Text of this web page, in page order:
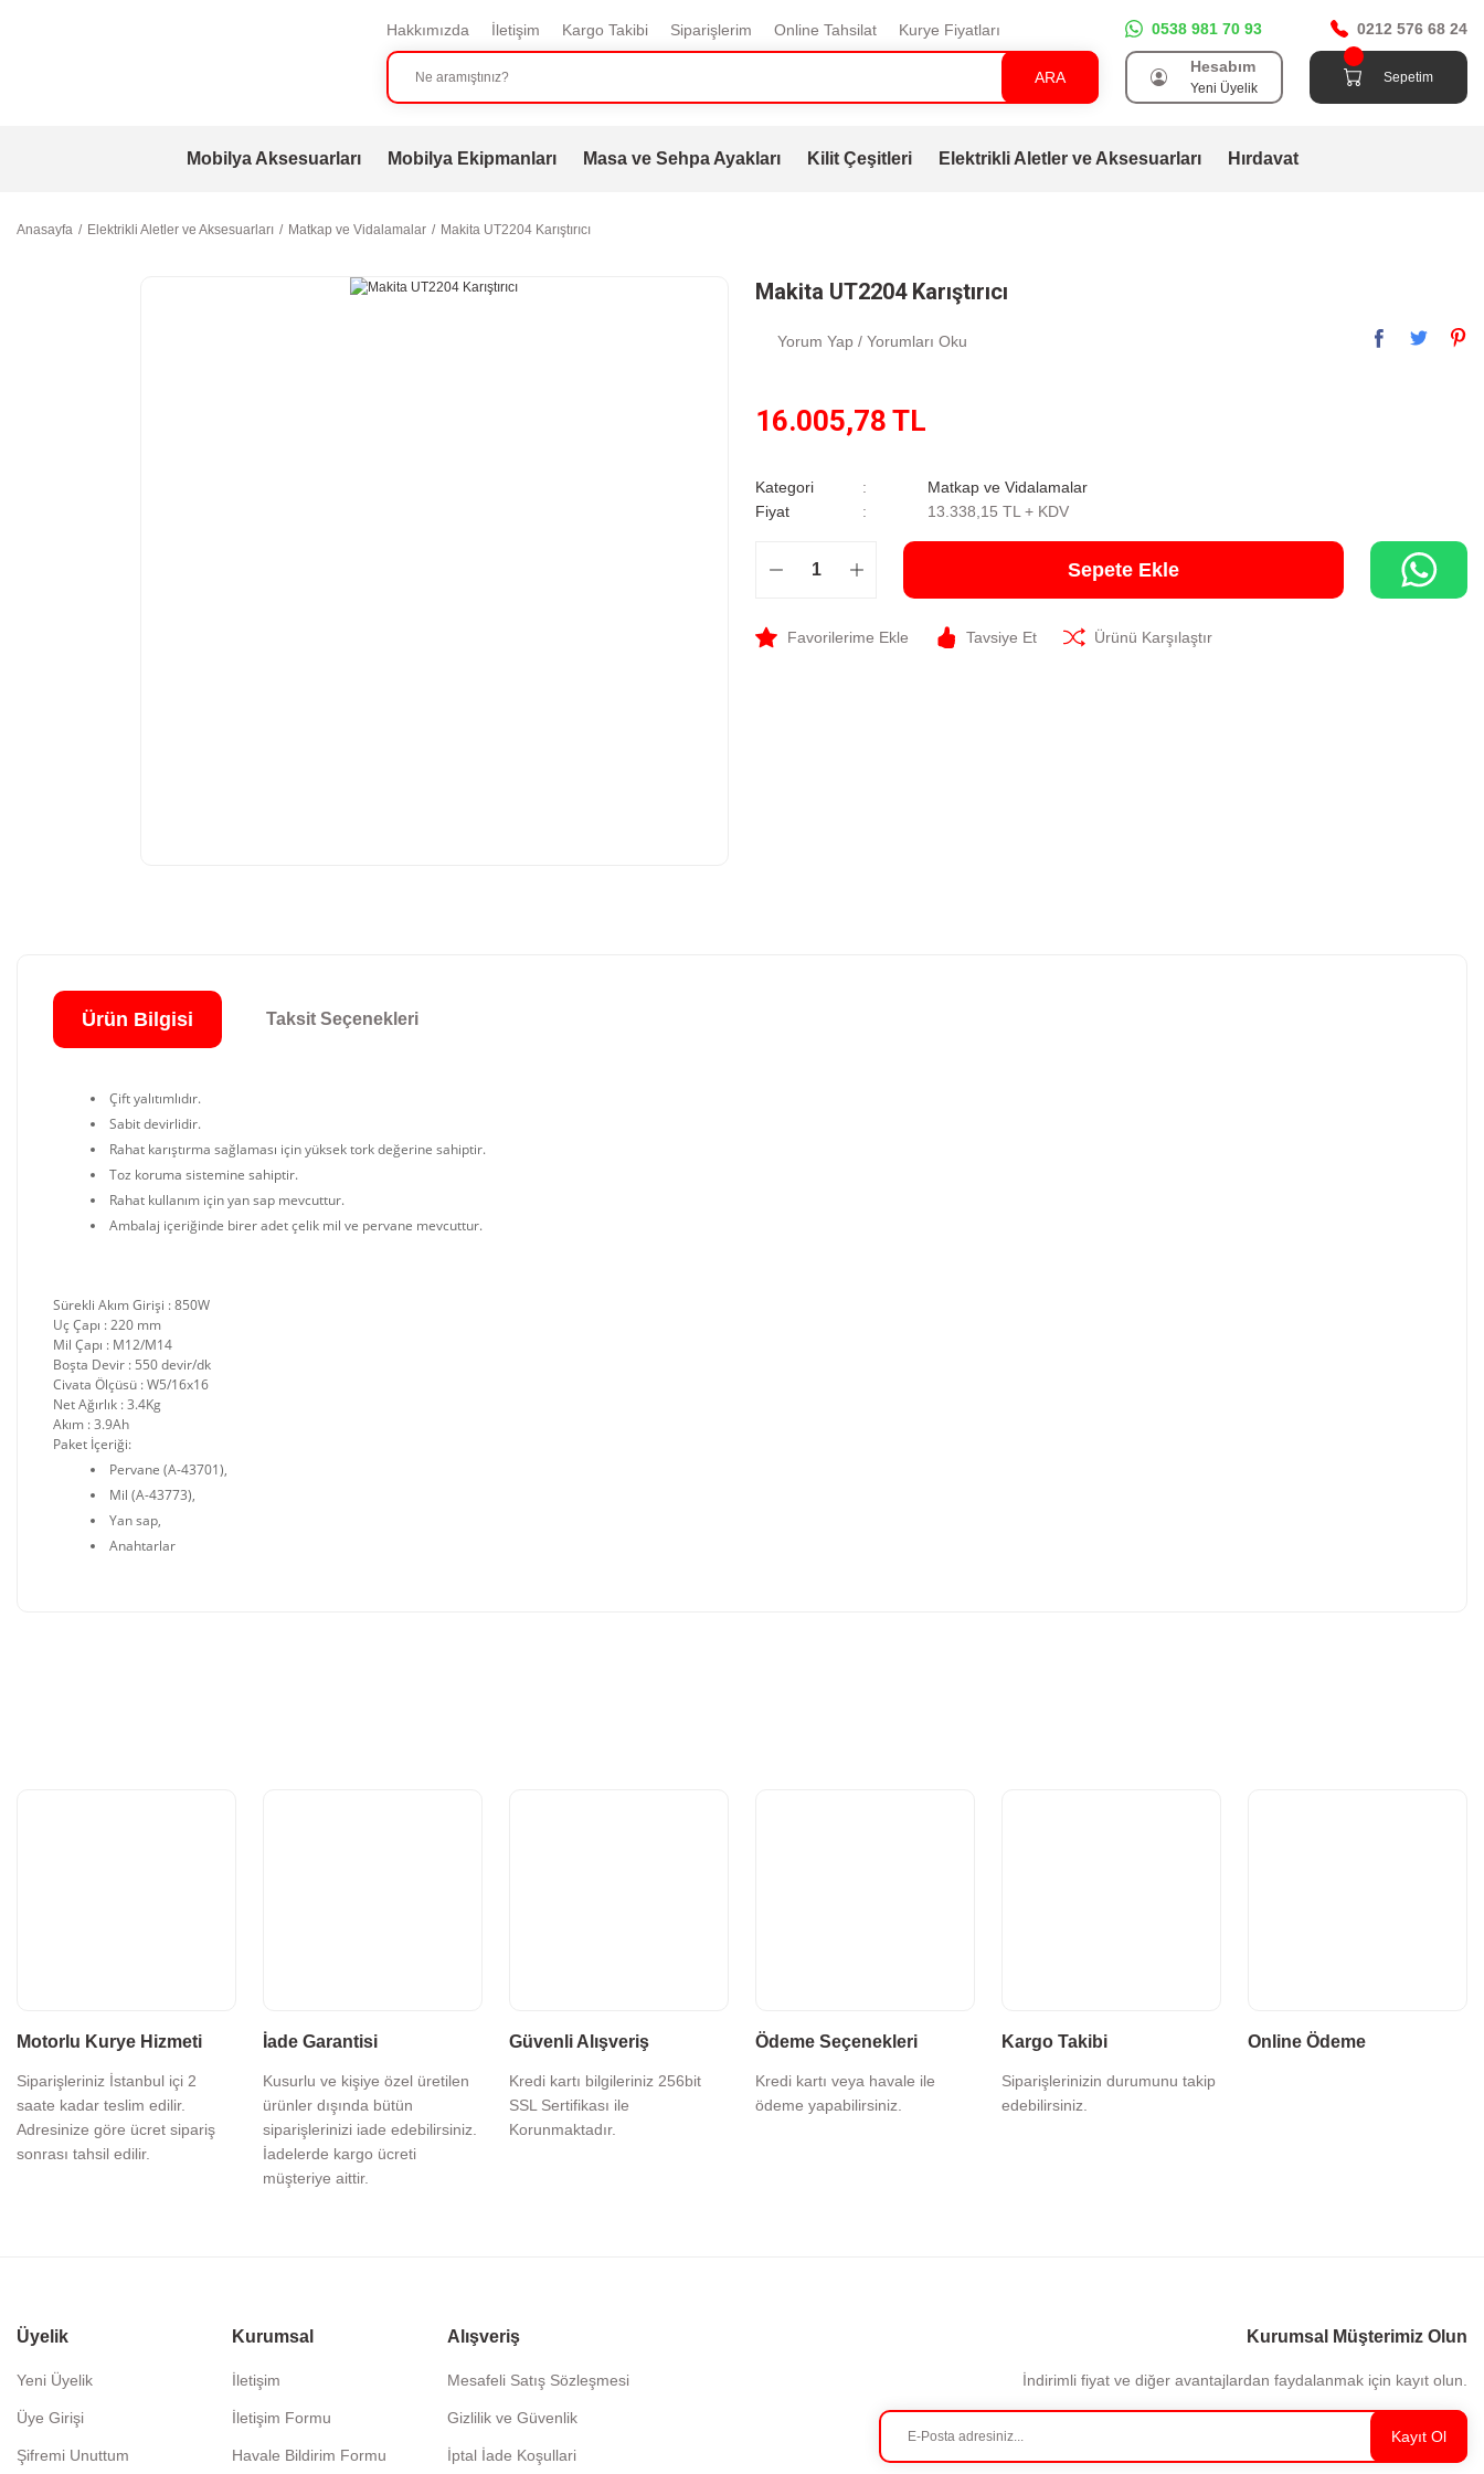
Hakkımızda İletişim Kargo Takibi Siparişlerim Online Tahsilat Kurye Fiyatları
ARA
0538 981 70 93 0212 576 68 24
Hesabım
Yeni Üyelik
Sepetim
Mobilya Aksesuarları Mobilya Ekipmanları Masa ve Sehpa Ayakları Kilit Çeşitleri Elektrikli Aletler ve Aksesuarları Hırdavat
Anasayfa Elektrikli Aletler ve Aksesuarları Matkap ve Vidalamalar Makita UT2204 Karıştırıcı
Makita UT2204 Karıştırıcı
Yorum Yap / Yorumları Oku
16.005,78 TL
Kategori
Matkap ve Vidalamalar
Fiyat
13.338,15 TL + KDV
Sepete Ekle
Tavsiye Et Ürünü Karşılaştır
Ürün Bilgisi Taksit Seçenekleri
Çift yalıtımlıdır.
Sabit devirlidir.
Rahat karıştırma sağlaması için yüksek tork değerine sahiptir.
Toz koruma sistemine sahiptir.
Rahat kullanım için yan sap mevcuttur.
Ambalaj içeriğinde birer adet çelik mil ve pervane mevcuttur.
Sürekli Akım Girişi : 850W
Uç Çapı : 220 mm
Mil Çapı : M12/M14
Boşta Devir : 550 devir/dk
Civata Ölçüsü : W5/16x16
Net Ağırlık : 3.4Kg
Akım : 3.9Ah
Paket İçeriği:
Pervane (A-43701),
Mil (A-43773),
Yan sap,
Anahtarlar
Motorlu Kurye Hizmeti
Siparişleriniz İstanbul içi 2
saate kadar teslim edilir.
Adresinize göre ücret sipariş
sonrası tahsil edilir.
İade Garantisi
Kusurlu ve kişiye özel üretilen
ürünler dışında bütün
siparişlerinizi iade edebilirsiniz.
İadelerde kargo ücreti
müşteriye aittir.
Güvenli Alışveriş
Kredi kartı bilgileriniz 256bit
SSL Sertifikası ile
Korunmaktadır.
Ödeme Seçenekleri
Kredi kartı veya havale ile
ödeme yapabilirsiniz.
Kargo Takibi
Siparişlerinizin durumunu takip
edebilirsiniz.
Online Ödeme
Üyelik
Yeni Üyelik
Üye Girişi
Şifremi Unuttum
Kurumsal
İletişim
İletişim Formu
Havale Bildirim Formu
Alışveriş
Mesafeli Satış Sözleşmesi
Gizlilik ve Güvenlik
İptal İade Koşullari
Kurumsal Müşterimiz Olun
İndirimli fiyat ve diğer avantajlardan faydalanmak için kayıt olun.
Kayıt Ol